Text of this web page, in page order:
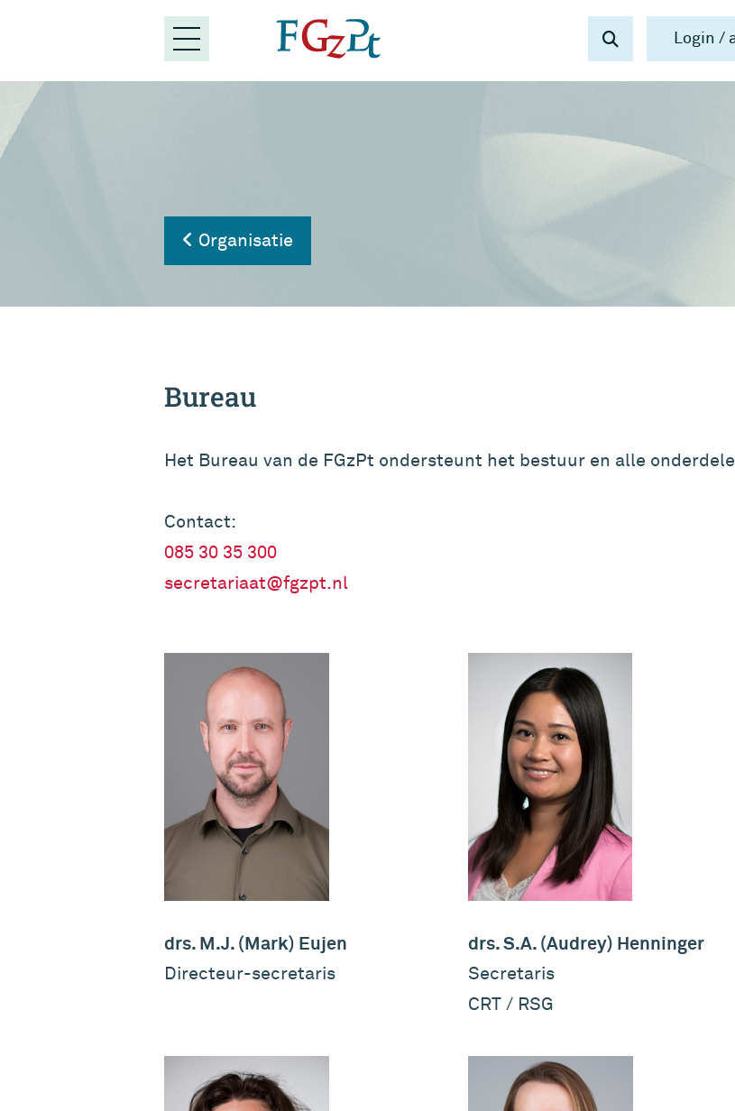
Login /
Organisatie
Bureau
Het Bureau van de FGzPt ondersteunt het bestuur en alle
Contact:
085 30 35 300
secretariaat@fgzpt.nl
drs. M.J. (Mark) Eujen
Directeur-secretaris
drs. S.A. (Audrey) Henninger
Secretaris
CRT / RSG